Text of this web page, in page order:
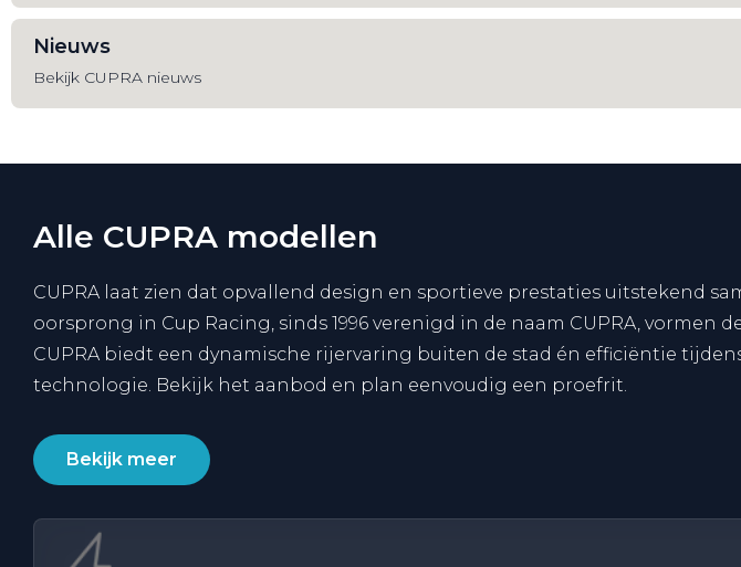
Nieuws
Bekijk CUPRA nieuws
Alle CUPRA modellen
CUPRA laat zien dat opvallend design en sportieve prestaties uitstekend
oorsprong in Cup Racing, sinds 1996 verenigd in de naam CUPRA,
CUPRA biedt een dynamische rijervaring buiten de stad én efficiëntie
technologie. Bekijk het aanbod en plan eenvoudig een proefrit.
Bekijk meer